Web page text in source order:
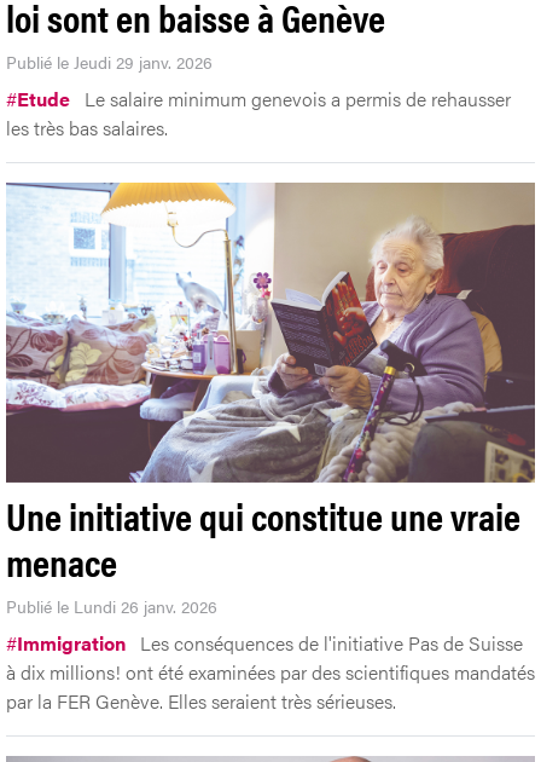
loi sont en baisse à Genève
Publié le Jeudi 29 janv. 2026
#Etude Le salaire minimum genevois a permis de rehausser
les très bas salaires.
Une initiative qui constitue une vraie
menace
Publié le Lundi 26 janv. 2026
#Immigration Les conséquences de l'initiative Pas de Suisse
à dix millions! ont été examinées par des scientifiques mandatés
par la FER Genève. Elles seraient très sérieuses.